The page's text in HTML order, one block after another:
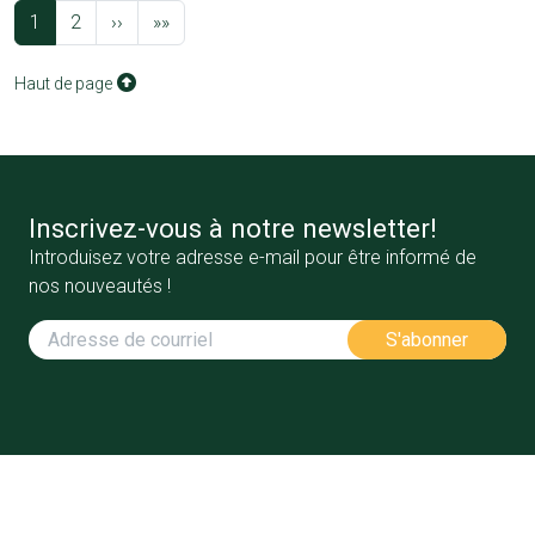
Pagination
1 2 ›› Page suivante
»»Dernière page
Haut de page
Inscrivez-vous à notre newsletter!
Introduisez votre adresse e-mail pour être informé de
nos nouveautés !